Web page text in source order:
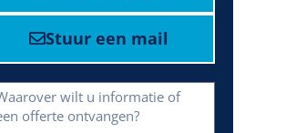
Stuur een mail